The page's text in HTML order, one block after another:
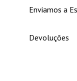
Enviamos a
Devoluções